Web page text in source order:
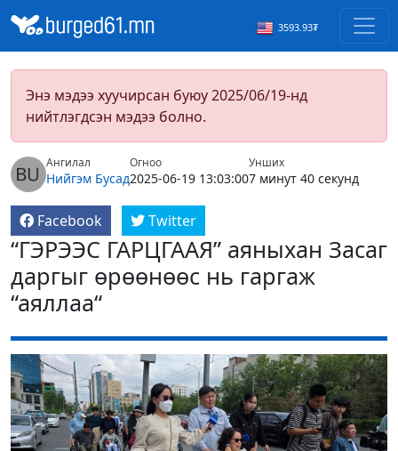
3593.93₮
Энэ мэдээ хуучирсан буюу 2025/06/19-нд
нийтлэгдсэн мэдээ болно.
Ангилал
Нийгэм Бусад
Огноо
2025-06-19 13:03:00
Унших
7 минут 40 секунд
Facebook Twitter
“ГЭРЭЭС ГАРЦГААЯ” аяныхан Засаг
даргыг өрөөнөөс нь гаргаж
“аяллаа“